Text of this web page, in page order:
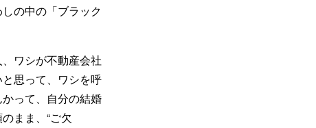
の中の「ブラック
ワシが不動産会社
思って、ワシを呼
って、自分の結婚
まま、“ご欠